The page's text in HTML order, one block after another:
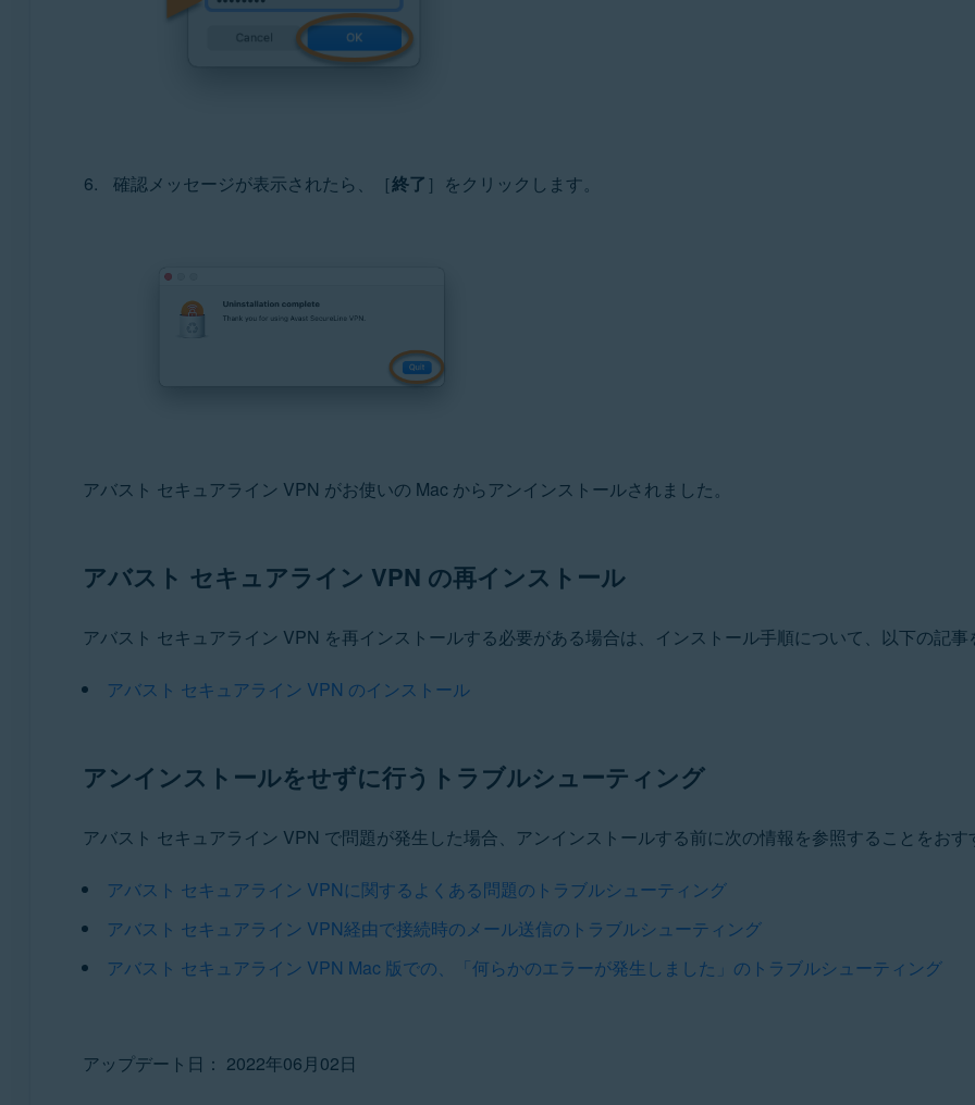
確認メッセージが表示されたら、［終了］をクリックします。
アバスト セキュアライン VPN がお使いの Mac からアンインストールされました。
アバスト セキュアライン VPN の再インストール
アバスト セキュアライン VPN を再インストールする必要がある場合は、インストール手順について、以下の記
アバスト セキュアライン VPN のインストール
アンインストールをせずに行うトラブルシューティング
アバスト セキュアライン VPN で問題が発生した場合、アンインストールする前に次の情報を参照することをお
アバスト セキュアライン VPNに関するよくある問題のトラブルシューティング
アバスト セキュアライン VPN経由で接続時のメール送信のトラブルシューティング
アバスト セキュアライン VPN Mac 版での、「何らかのエラーが発生しました」のトラブルシューティング
アップデート日： 2022年06月02日